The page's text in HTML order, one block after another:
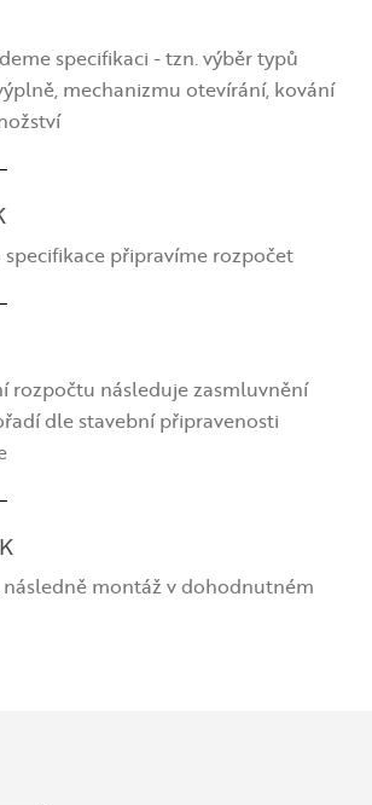
specifikaci - tzn. výběr typů
mechanizmu otevírání, kování
připravíme rozpočet
rozpočtu následuje zasmluvnění
dle stavební připravenosti
montáž v dohodnutném